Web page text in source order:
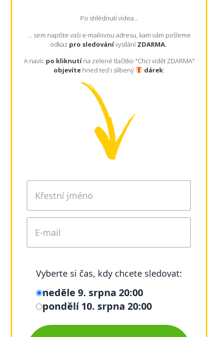
Po shlédnutí videa...
... sem napište vaši e-mailovou adresu, kam vám pošleme
odkaz pro sledovánívysíláníZDARMA.
A navíc po kliknutína zelené tlačítko "Chci vidět ZDARMA"
objevíte hned teď i slíbený dárek: